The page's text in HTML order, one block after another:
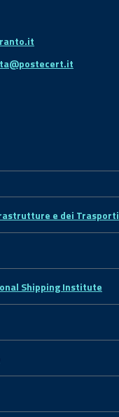
e dei Trasporti
Shipping Institute